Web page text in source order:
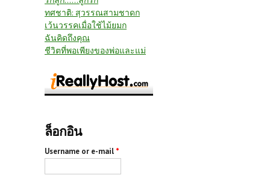
ทศชาติ: สุวรรณสามชาดก
เว้นวรรคเมื่อใช้ไม้ยมก
ฉันคิดถึงคุณ
ชีวิตที่พอเพียงของพ่อและแม่
ล็อกอิน
Username or e-mail *